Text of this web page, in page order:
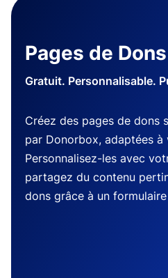
Pages de Dons
Gratuit. Personnalisable.
Créez des pages de dons
par Donorbox, adaptées à
Personnalisez-les avec
partagez du contenu
dons grâce à un